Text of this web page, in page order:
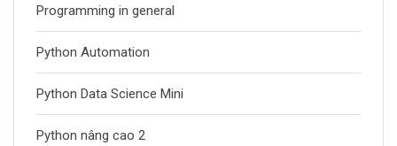
Programming in general
Python Automation
Python Data Science Mini
Python nâng cao 2